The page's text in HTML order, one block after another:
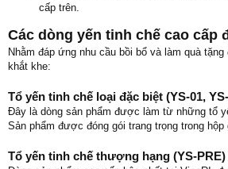
cấp trên.
Các dòng yến tinh chế cao cấp
Nhằm đáp ứng nhu cầu bồi bổ và làm quà
khắt khe:
Tổ yến tinh chế loại đặc biệt (YS-01,
Đây là dòng sản phẩm được làm từ những tổ
Sản phẩm được đóng gói trang trọng trong
Tổ yến tinh chế thượng hạng (YS-PRE)